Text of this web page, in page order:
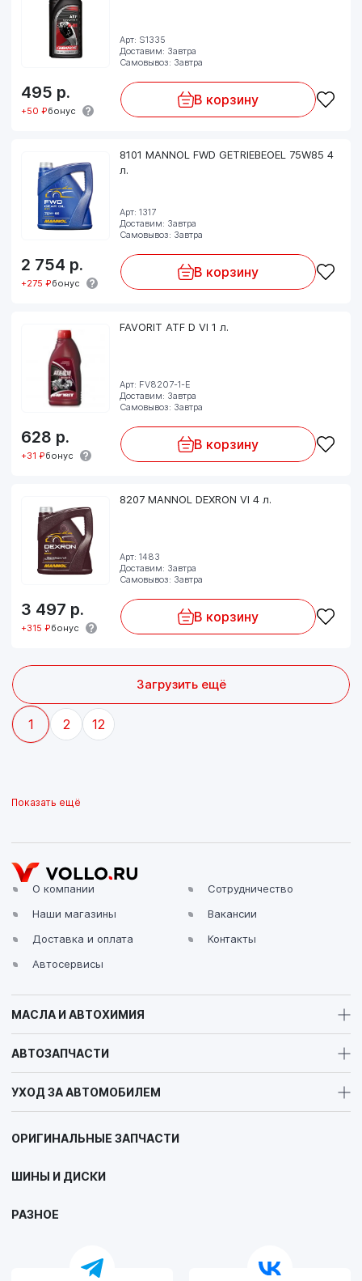
Арт: S1335
Доставим: Завтра
Самовывоз: Завтра
495 р.
+50 ₽бонус
В корзину
8101 MANNOL FWD GETRIEBEOEL 75W85 4
л.
Арт: 1317
Доставим: Завтра
Самовывоз: Завтра
2 754 р.
+275 ₽бонус
В корзину
FAVORIT ATF D VI 1 л.
Арт: FV8207-1-E
Доставим: Завтра
Самовывоз: Завтра
628 р.
+31 ₽бонус
В корзину
8207 MANNOL DEXRON VI 4 л.
Арт: 1483
Доставим: Завтра
Самовывоз: Завтра
3 497 р.
+315 ₽бонус
В корзину
Загрузить ещё
1 2 12
Показать ещё
О компании
Наши магазины
Доставка и оплата
Автосервисы
Сотрудничество
Вакансии
Контакты
МАСЛА И АВТОХИМИЯ
АВТОЗАПЧАСТИ
УХОД ЗА АВТОМОБИЛЕМ
ОРИГИНАЛЬНЫЕ ЗАПЧАСТИ
ШИНЫ И ДИСКИ
РАЗНОЕ